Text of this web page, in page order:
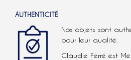
AUTHENTICITÉ
Nos objets sont
pour leur qualité.
Claudie Ferré est